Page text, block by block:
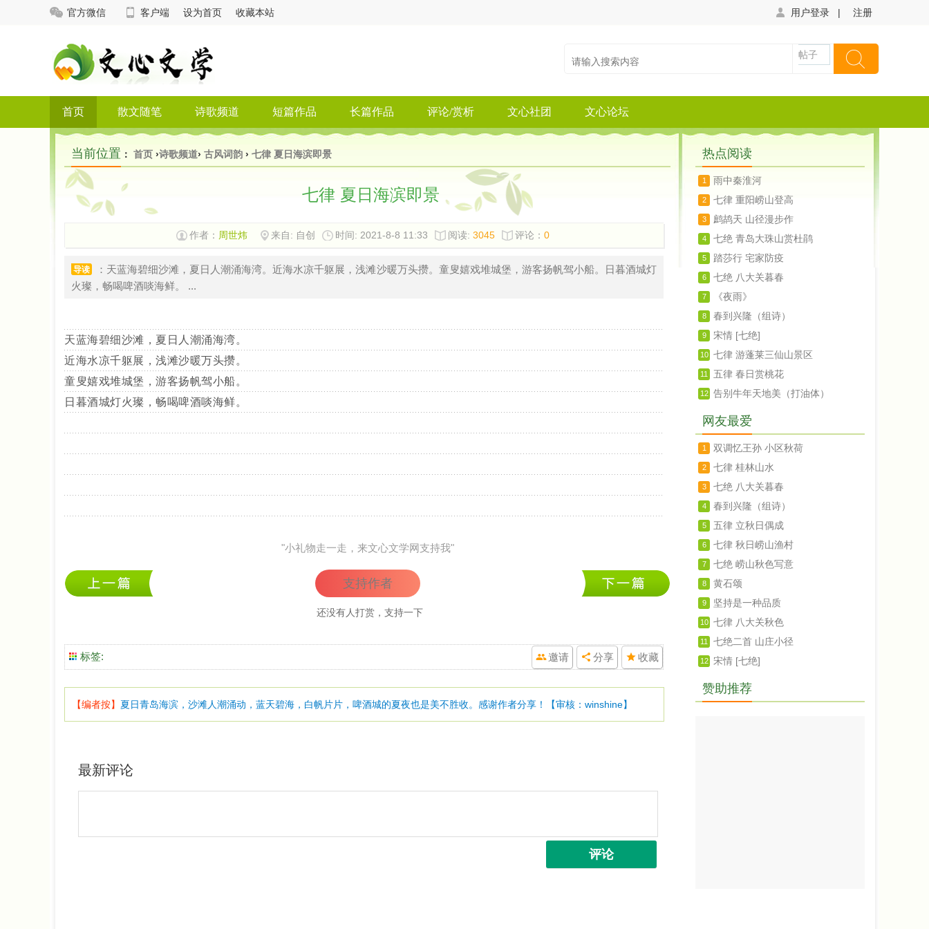
官方微信 客户端 设为首页 收藏本站 用户登录 | 注册
帖子
首页 散文随笔 诗歌频道 短篇作品 长篇作品 评论/赏析 文心社团 文心论坛
当前位置 ： 首页 ›诗歌频道› 古风词韵 › 七律 夏日海滨即景
七律 夏日海滨即景
作者： 周世炜 来自: 自创 时间: 2021-8-8 11:33 阅读: 3045 评论： 0
导读
：天蓝海碧细沙滩，夏日人潮涌海湾。近海水凉千躯展，浅滩沙暖万头攒。童叟嬉戏堆城堡，游客扬帆驾小船。日暮酒城灯
火璨，畅喝啤酒啖海鲜。 ...
天蓝海碧细沙滩，夏日人潮涌海湾。
近海水凉千躯展，浅滩沙暖万头攒。
童叟嬉戏堆城堡，游客扬帆驾小船。
日暮酒城灯火璨，畅喝啤酒啖海鲜。
"小礼物走一走，来文心文学网支持我"
支持作者
还没有人打赏，支持一下
标签: 收藏
分享
邀请
【编者按】 夏日青岛海滨，沙滩人潮涌动，蓝天碧海，白帆片片，啤酒城的夏夜也是美不胜收。感谢作者分享！【审核：winshine】
最新评论
评论
热点阅读
1 雨中秦淮河
2 七律 重阳崂山登高
3 鹧鸪天 山径漫步作
4 七绝 青岛大珠山赏杜鹃
5 踏莎行 宅家防疫
6 七绝 八大关暮春
7 《夜雨》
8 春到兴隆（组诗）
9 宋情 [七绝]
10 七律 游蓬莱三仙山景区
11 五律 春日赏桃花
12 告别牛年天地美（打油体）
网友最爱
1 双调忆王孙 小区秋荷
2 七律 桂林山水
3 七绝 八大关暮春
4 春到兴隆（组诗）
5 五律 立秋日偶成
6 七律 秋日崂山渔村
7 七绝 崂山秋色写意
8 黄石颂
9 坚持是一种品质
10 七律 八大关秋色
11 七绝二首 山庄小径
12 宋情 [七绝]
赞助推荐